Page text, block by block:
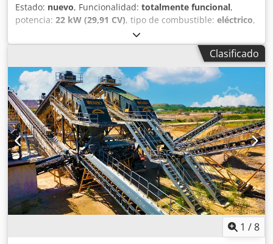
Estado: nuevo, Funcionalidad: totalmente funcional,
potencia: 22 kW (29,91 CV), tipo de combustible: eléctrico,
, Año de fabricación:
productos están hechos con cuidado y cubiertos por 1 año
de garantía. *Instalación y formación del operario
GRATUITA Las Cribas Vibratorias Inclinadas tipo Heavy
Duty están diseñadas para la clasificación de todo tipo de
materiales como áridos de tamaño medio y productos
acabados. - Modelo: FABO TE-2260 - Tipo: Criba Criba
Vibratoria - Tamaño: 2200 x 6000 mm - Tamaño de la
cubierta: 2-3-4 - Motor: 22 kW Rodamientos: SKF-FAG de
alta resistencia - Capacidad: 200-350 TPH Crodpfx Ahey E
Hybo Dsf - Incluye chasis, motor y protecciones de
seguridad. ¡¡¡PARA MÁS INFORMACIÓN NO DUDE EN
LLAMARNOS!!!
Clasificado
1 /8